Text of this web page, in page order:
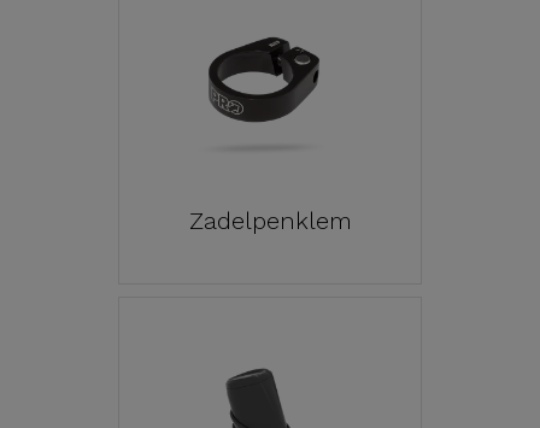
Zadelpenklem